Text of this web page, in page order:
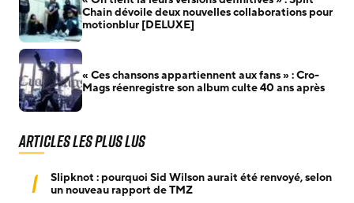
Chain dévoile deux nouvelles collaborations pour
motionblur [DELUXE]
« Ces chansons appartiennent aux fans » : Cro-
Mags réenregistre son album culte 40 ans après
Articles les plus lus
1
Slipknot : pourquoi Sid Wilson aurait été renvoyé, selon
un nouveau rapport de TMZ